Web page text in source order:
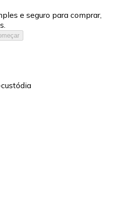
e seguro para comprar,